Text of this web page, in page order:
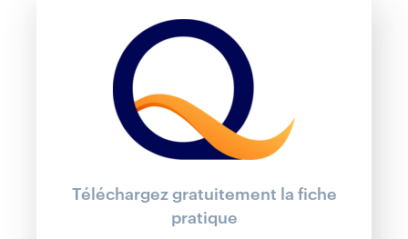
Téléchargez gratuitement la fiche
pratique